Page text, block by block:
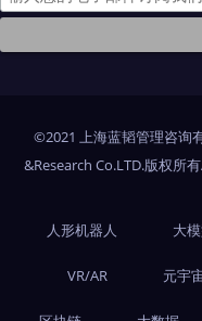
©2021 上海蓝韬管理咨询
&Research Co.LTD.版权所有
人形机器人
大
VR/AR 元宇